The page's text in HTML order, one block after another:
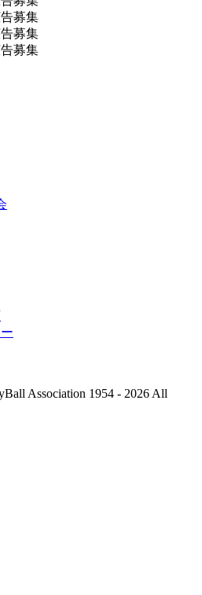
Association 1954 - 2026 All